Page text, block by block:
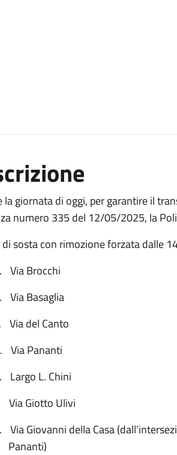
la giornata di oggi, per garantire il
numero 335 del 12/05/2025, la
sosta con rimozione forzata dalle
Via Brocchi
Via Basaglia
Via del Canto
Via Pananti
Largo L. Chini
Via Giotto Ulivi
Via Giovanni della Casa
Pananti)